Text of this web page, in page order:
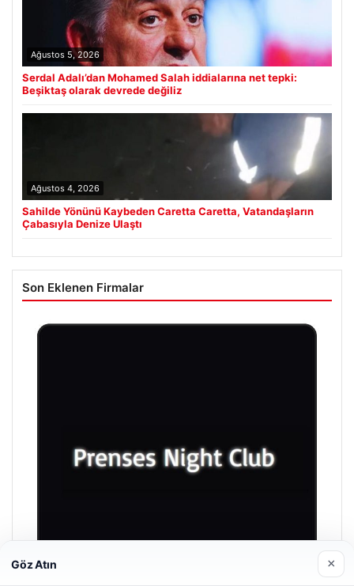
Ağustos 5, 2026
Serdal Adalı’dan Mohamed Salah iddialarına net tepki:
Beşiktaş olarak devrede değiliz
Ağustos 4, 2026
Sahilde Yönünü Kaybeden Caretta Caretta, Vatandaşların
Çabasıyla Denize Ulaştı
Son Eklenen Firmalar
Göz Atın ×